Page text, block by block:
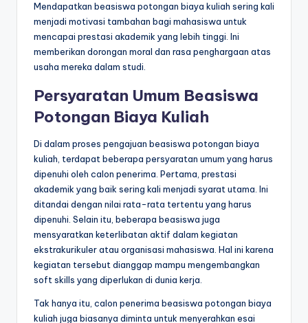
Mendapatkan beasiswa potongan biaya kuliah sering kali
menjadi motivasi tambahan bagi mahasiswa untuk
mencapai prestasi akademik yang lebih tinggi. Ini
memberikan dorongan moral dan rasa penghargaan atas
usaha mereka dalam studi.
Persyaratan Umum Beasiswa
Potongan Biaya Kuliah
Di dalam proses pengajuan beasiswa potongan biaya
kuliah, terdapat beberapa persyaratan umum yang harus
dipenuhi oleh calon penerima. Pertama, prestasi
akademik yang baik sering kali menjadi syarat utama. Ini
ditandai dengan nilai rata-rata tertentu yang harus
dipenuhi. Selain itu, beberapa beasiswa juga
mensyaratkan keterlibatan aktif dalam kegiatan
ekstrakurikuler atau organisasi mahasiswa. Hal ini karena
kegiatan tersebut dianggap mampu mengembangkan
soft skills yang diperlukan di dunia kerja.
Tak hanya itu, calon penerima beasiswa potongan biaya
kuliah juga biasanya diminta untuk menyerahkan esai